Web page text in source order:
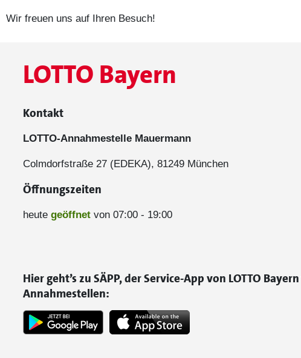
Wir freuen uns auf Ihren Besuch!
LOTTO Bayern
Kontakt
LOTTO-Annahmestelle Mauermann
Colmdorfstraße 27 (EDEKA), 81249 München
Öffnungszeiten
heute geöffnet von 07:00 - 19:00
Hier geht’s zu SÄPP, der Service-App von LOTTO
Annahmestellen: